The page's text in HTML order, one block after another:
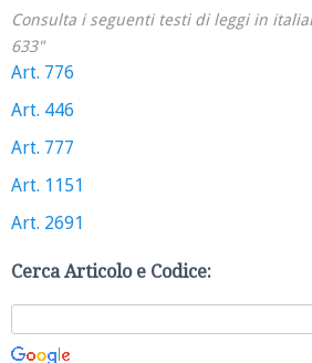
Consulta i seguenti testi di leggi in
633"
Art. 776
Art. 446
Art. 777
Art. 1151
Art. 2691
Cerca Articolo e Codice: